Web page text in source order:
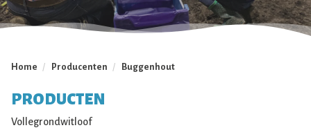
Home / Producenten / Buggenhout
PRODUCTEN
Vollegrondwitloof